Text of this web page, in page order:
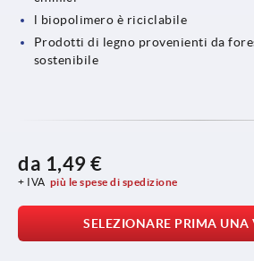
l biopolimero è riciclabile
Prodotti di legno provenienti da
sostenibile
da 1,49 €
+ IVA più le spese di spedizione
SELEZIONARE PRIMA UNA